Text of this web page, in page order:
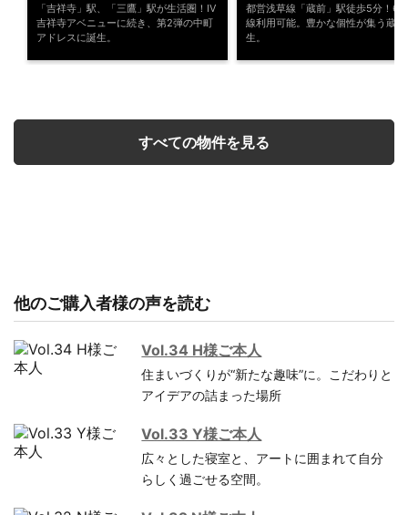
「吉祥寺」駅、「三鷹」駅が生活圏！IV
吉祥寺アベニューに続き、第2弾の中町
アドレスに誕生。
都営浅草線「蔵前」駅徒歩5分！6
線利用可能。豊かな個性が集う蔵
生。
すべての物件を見る
他のご購入者様の声を読む
Vol.34 H様ご本人
住まいづくりが“新たな趣味”に。こだわりと
アイデアの詰まった場所
Vol.33 Y様ご本人
広々とした寝室と、アートに囲まれて自分
らしく過ごせる空間。